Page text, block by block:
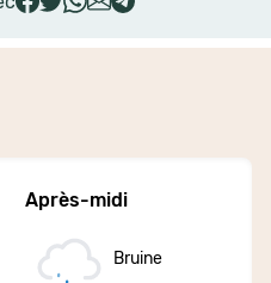
Après-midi
Bruine